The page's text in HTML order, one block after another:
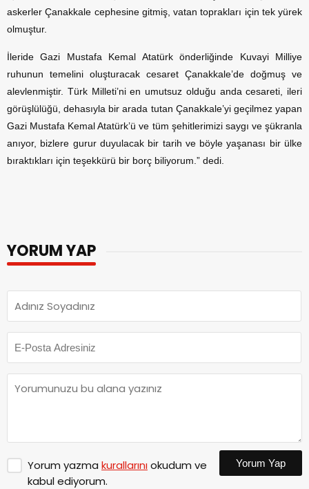
askerler Çanakkale cephesine gitmiş, vatan toprakları için tek yürek
olmuştur.
İleride Gazi Mustafa Kemal Atatürk önderliğinde Kuvayi Milliye
ruhunun temelini oluşturacak cesaret Çanakkale’de doğmuş ve
alevlenmiştir. Türk Milleti’ni en umutsuz olduğu anda cesareti, ileri
görüşlülüğü, dehasıyla bir arada tutan Çanakkale’yi geçilmez yapan
Gazi Mustafa Kemal Atatürk’ü ve tüm şehitlerimizi saygı ve şükranla
anıyor, bizlere gurur duyulacak bir tarih ve böyle yaşanası bir ülke
bıraktıkları için teşekkürü bir borç biliyorum.” dedi.
YORUM YAP
Yorum yazma kurallarınıokudum ve
kabul ediyorum.
Yorum Yap